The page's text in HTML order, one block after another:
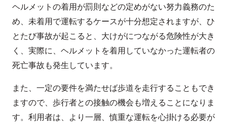
ヘルメットの着用が罰則などの定めがない努力義務のた
め、未着用で運転するケースが十分想定されますが、ひ
とたび事故が起こると、大けがにつながる危険性が大き
く、実際に、ヘルメットを着用していなかった運転者の
死亡事故も発生しています。
また、一定の要件を満たせば歩道を走行することもでき
ますので、歩行者との接触の機会も増えることになりま
す。利用者は、より一層、慎重な運転を心掛ける必要が